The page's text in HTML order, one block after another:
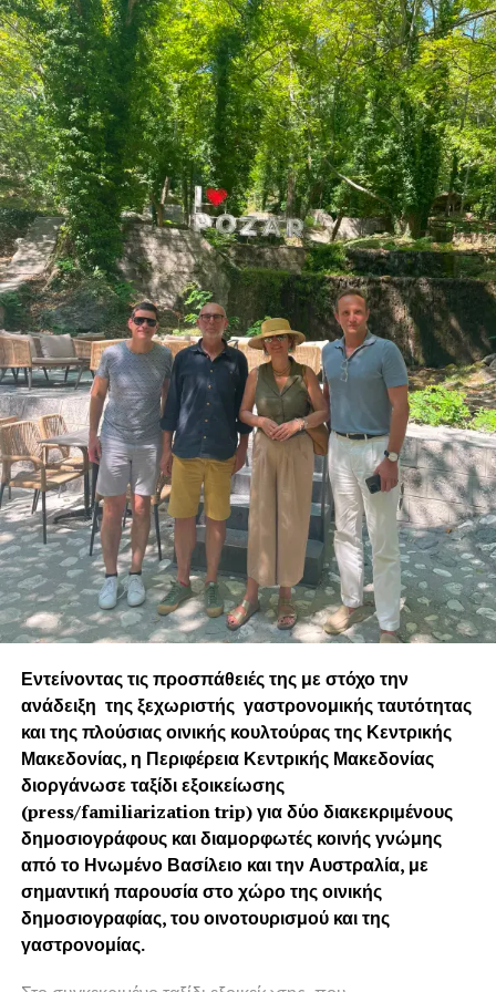
RELATED TOPICS: FEATURED
UP NEXT
SUZUKI IGNIS: Διαφορετικό από τα άλλα
DON'T MISS
Samaras Firenze
Εντείνοντας τις προσπάθειές της με στόχο την
ανάδειξη της ξεχωριστής γαστρονομικής ταυτότητας
και της πλούσιας οινικής κουλτούρας της Κεντρικής
Μακεδονίας, η Περιφέρεια Κεντρικής Μακεδονίας
διοργάνωσε ταξίδι εξοικείωσης
(press/familiarizationtrip) για δύο διακεκριμένους
δημοσιογράφους και διαμορφωτές κοινής γνώμης
από το Ηνωμένο Βασίλειο και την Αυστραλία, με
σημαντική παρουσία στο χώρο της οινικής
δημοσιογραφίας, του οινοτουρισμού και της
γαστρονομίας.